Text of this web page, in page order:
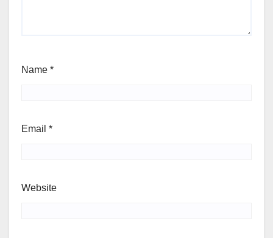
Name *
Email *
Website